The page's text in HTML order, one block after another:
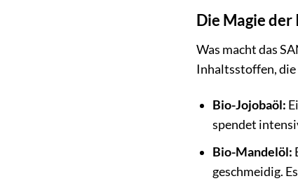
Die Magie
Was macht das
Inhaltsstoffen, die
Bio-Jojobaöl:
spendet
Bio-Mandelöl:
geschmeidig.